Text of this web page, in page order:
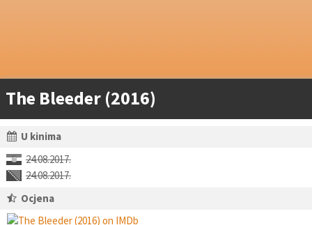
The Bleeder (2016)
U kinima
24.08.2017.
24.08.2017.
Ocjena